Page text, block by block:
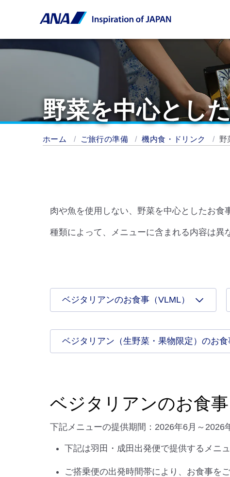
野菜を中心とし
ホーム ご旅行の準備 機内食・ドリンク 野
肉や魚を使用しない、野菜を中心としたお食
種類によって、メニューに含まれる内容は異
ベジタリアンのお食事（VLML）
ベジタリアン（生野菜・果物限定）のお食
ベジタリアンのお食事
下記メニューの提供期間：2026年6月～2026
下記は羽田・成田出発便で提供するメニ
ご搭乗便の出発時間帯により、お食事を